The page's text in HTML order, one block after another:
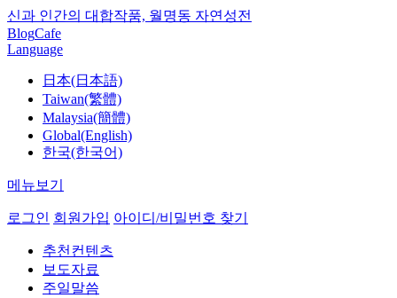
신과 인간의 대합작품, 월명동 자연성전
BlogCafe
Language
日本(日本語)
Taiwan(繁體)
Malaysia(簡體)
Global(English)
한국(한국어)
메뉴보기
로그인 회원가입 아이디/비밀번호 찾기
추천컨텐츠
보도자료
주일말씀